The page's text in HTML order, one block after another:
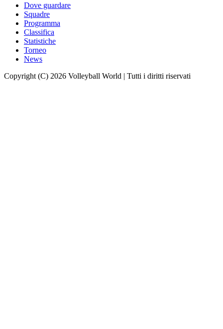
Dove guardare
Squadre
Programma
Classifica
Statistiche
Torneo
News
Copyright (C) 2026 Volleyball World | Tutti i diritti riservati